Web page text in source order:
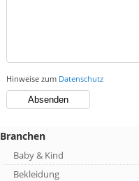
Hinweise zum Datenschutz
Branchen
Baby & Kind
Bekleidung